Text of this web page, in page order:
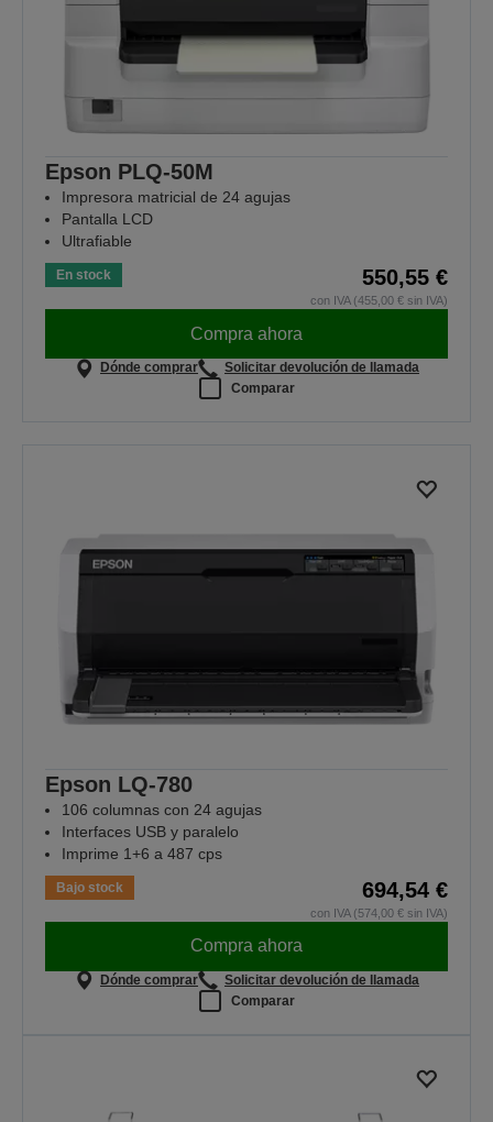
Epson PLQ-50M
Impresora matricial de 24 agujas
Pantalla LCD
Ultrafiable
En stock 550,55 €
con IVA (455,00 € sin IVA)
Compra ahora
Dónde comprar
Solicitar devolución de llamada
Comparar
Epson LQ-780
106 columnas con 24 agujas
Interfaces USB y paralelo
Imprime 1+6 a 487 cps
Bajo stock 694,54 €
con IVA (574,00 € sin IVA)
Compra ahora
Dónde comprar
Solicitar devolución de llamada
Comparar